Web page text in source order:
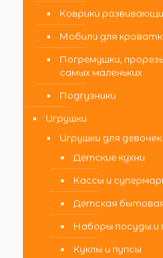
Коврики
Мобили для
Погремушки,
самых маленьких
Подгузники
Игрушки
Игрушки для девочек
Детские кухни
Кассы и
Детская
Наборы посуды и
Куклы и пупсы